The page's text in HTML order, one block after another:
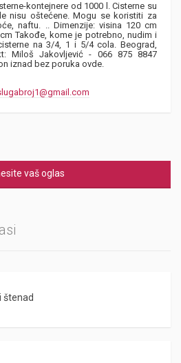
kontejnere od 1000 l. Cisterne su
nisu oštećene. Mogu se koristiti za
naftu. .. Dimenzije: visina 120 cm
Takođe, kome je potrebno, nudim i
na 3/4, 1 i 5/4 cola. Beograd,
Miloš Jakovljević - 066 875 8847
iznad bez poruka ovde.
vaš oglas
štenad